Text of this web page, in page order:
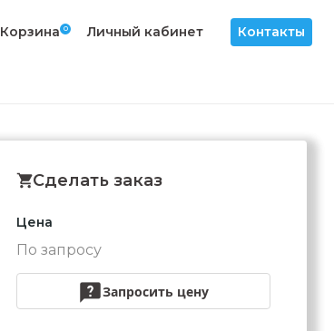
Корзина 0 Личный кабинет Контакты
Сделать заказ
Цена
По запросу
Запросить цену